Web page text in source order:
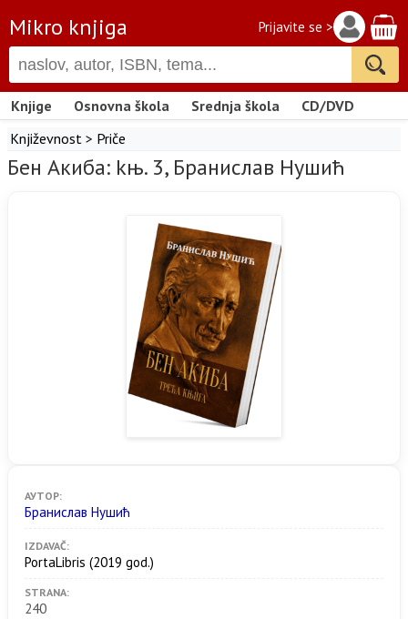
Mikro knjiga Prijavite se >
Knjige Osnovna škola Srednja škola
CD/DVD
Književnost > Priče
Бен Акиба: kњ. 3, Бранислав Нушић
АУТОР:
Бранислав Нушић
IZDAVAČ:
PortaLibris (2019 god.)
STRANA:
240